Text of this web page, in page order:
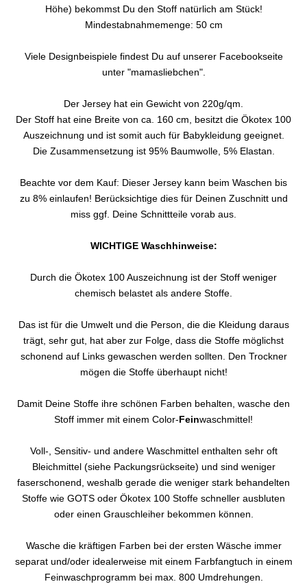
Höhe) bekommst Du den Stoff natürlich am Stück!
Mindestabnahmemenge: 50 cm
Viele Designbeispiele findest Du auf unserer Facebookseite
unter "mamasliebchen".
Der Jersey hat ein Gewicht von 220g/qm.
Der Stoff hat eine Breite von ca. 160 cm, besitzt die Ökotex 100
Auszeichnung und ist somit auch für Babykleidung geeignet.
Die Zusammensetzung ist 95% Baumwolle, 5% Elastan.
Beachte vor dem Kauf: Dieser Jersey kann beim Waschen bis
zu 8% einlaufen! Berücksichtige dies für Deinen Zuschnitt und
miss ggf. Deine Schnittteile vorab aus.
WICHTIGE Waschhinweise:
Durch die Ökotex 100 Auszeichnung ist der Stoff weniger
chemisch belastet als andere Stoffe.
Das ist für die Umwelt und die Person, die die Kleidung daraus
trägt, sehr gut, hat aber zur Folge, dass die Stoffe möglichst
schonend auf Links gewaschen werden sollten. Den Trockner
mögen die Stoffe überhaupt nicht!
Damit Deine Stoffe ihre schönen Farben behalten, wasche den
Stoff immer mit einem Color-Feinwaschmittel!
Voll-, Sensitiv- und andere Waschmittel enthalten sehr oft
Bleichmittel (siehe Packungsrückseite) und sind weniger
faserschonend, weshalb gerade die weniger stark behandelten
Stoffe wie GOTS oder Ökotex 100 Stoffe schneller ausbluten
oder einen Grauschleiher bekommen können.
Wasche die kräftigen Farben bei der ersten Wäsche immer
separat und/oder idealerweise mit einem Farbfangtuch in einem
Feinwaschprogramm bei max. 800 Umdrehungen.